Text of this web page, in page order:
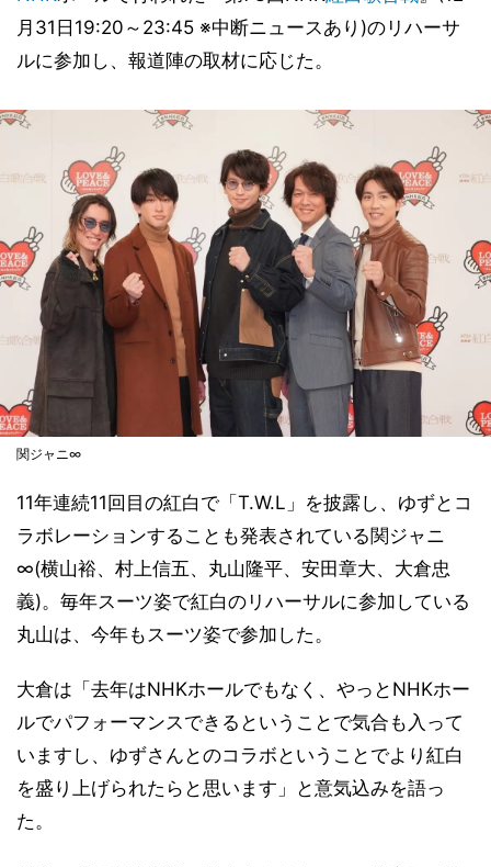
月31日19:20～23:45 ※中断ニュースあり)のリハーサ
ルに参加し、報道陣の取材に応じた。
関ジャニ∞
11年連続11回目の紅白で「T.W.L」を披露し、ゆずとコ
ラボレーションすることも発表されている関ジャニ
∞(横山裕、村上信五、丸山隆平、安田章大、大倉忠
義)。毎年スーツ姿で紅白のリハーサルに参加している
丸山は、今年もスーツ姿で参加した。
大倉は「去年はNHKホールでもなく、やっとNHKホー
ルでパフォーマンスできるということで気合も入って
いますし、ゆずさんとのコラボということでより紅白
を盛り上げられたらと思います」と意気込みを語っ
た。